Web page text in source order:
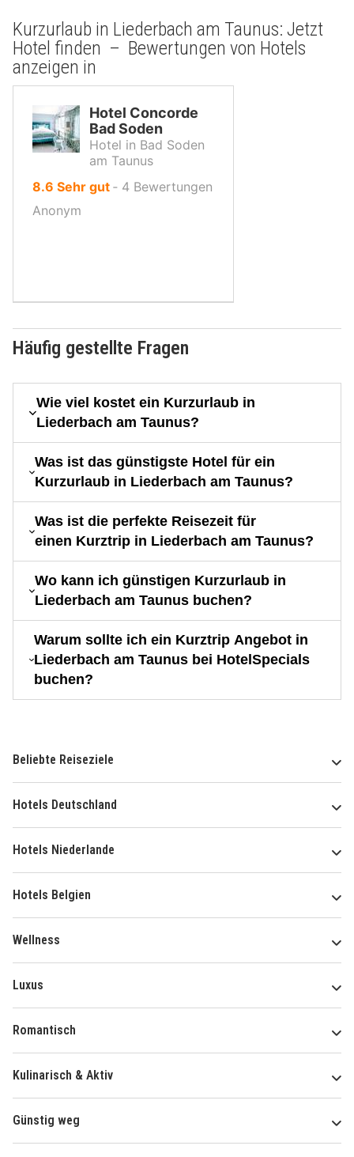
Kurzurlaub in Liederbach am Taunus: Jetzt
Hotel finden – Bewertungen von Hotels
anzeigen in
Hotel Concorde
Bad Soden
Hotel in Bad Soden
am Taunus
8.6 von
Sehr gut ‐ 4 Bewertungen
Anonym
Häufig gestellte Fragen
Wie viel kostet ein Kurzurlaub in
Liederbach am Taunus?
Was ist das günstigste Hotel für ein
Kurzurlaub in Liederbach am Taunus?
Was ist die perfekte Reisezeit für
einen Kurztrip in Liederbach am Taunus?
Wo kann ich günstigen Kurzurlaub in
Liederbach am Taunus buchen?
Warum sollte ich ein Kurztrip Angebot in
Liederbach am Taunus bei HotelSpecials
buchen?
Beliebte Reiseziele
Hotels Deutschland
Hotels Niederlande
Hotels Belgien
Wellness
Luxus
Romantisch
Kulinarisch & Aktiv
Günstig weg